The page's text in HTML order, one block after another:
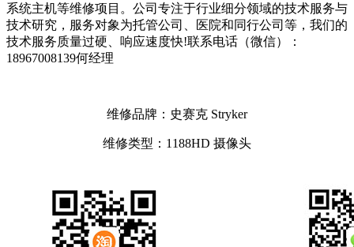
系统主机等维修项目。公司专注于行业细分领域的技术服务与
技术研究，服务对象为托管公司、医院和同行公司等，我们的
技术服务质量过硬、响应速度快!联系电话（微信）：
18967008139何经理
维修品牌：史赛克 Stryker
维修类型：1188HD 摄像头